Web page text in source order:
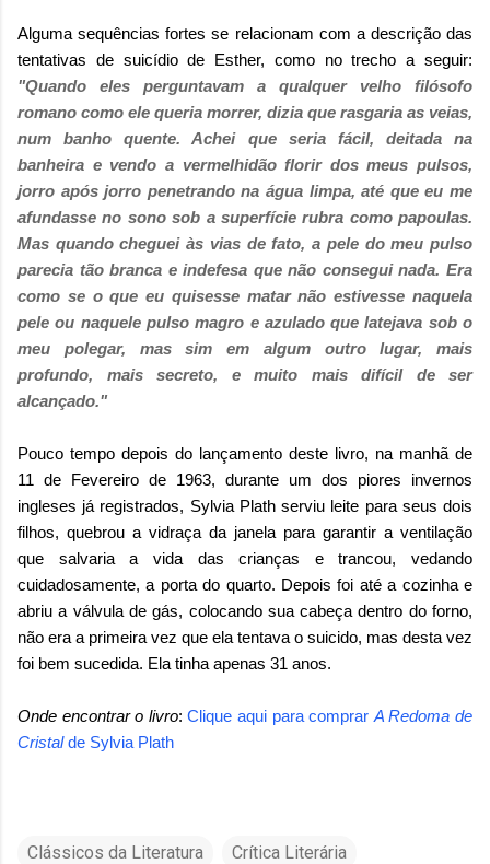
Alguma sequências fortes se relacionam com a descrição das
tentativas de suicídio de Esther, como no trecho a seguir:
"Quando eles perguntavam a qualquer velho filósofo
romano como ele queria morrer, dizia que rasgaria as veias,
num banho quente. Achei que seria fácil, deitada na
banheira e vendo a vermelhidão florir dos meus pulsos,
jorro após jorro penetrando na água limpa, até que eu me
afundasse no sono sob a superfície rubra como papoulas.
Mas quando cheguei às vias de fato, a pele do meu pulso
parecia tão branca e indefesa que não consegui nada. Era
como se o que eu quisesse matar não estivesse naquela
pele ou naquele pulso magro e azulado que latejava sob o
meu polegar, mas sim em algum outro lugar, mais
profundo, mais secreto, e muito mais difícil de ser
alcançado."
Pouco tempo depois do lançamento deste livro, na manhã de
11 de Fevereiro de 1963, durante um dos piores invernos
ingleses já registrados, Sylvia Plath serviu leite para seus dois
filhos, quebrou a vidraça da janela para garantir a ventilação
que salvaria a vida das crianças e trancou, vedando
cuidadosamente, a porta do quarto. Depois foi até a cozinha e
abriu a válvula de gás, colocando sua cabeça dentro do forno,
não era a primeira vez que ela tentava o suicido, mas desta vez
foi bem sucedida. Ela tinha apenas 31 anos.
Onde encontrar o livro:Clique aqui para comprar A Redoma de
Cristalde Sylvia Plath
Clássicos da Literatura Crítica Literária